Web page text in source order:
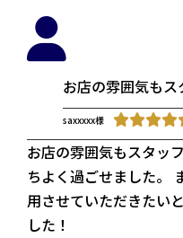
お店の雰囲気も
saxxxxx様
お店の雰囲気もスタッ
ちよく過ごせました。
用させていただきたい
した！